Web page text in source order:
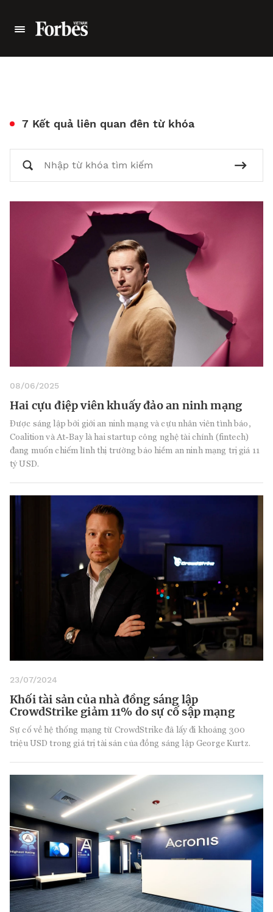
7 Kết quả liên quan đên từ khóa
08/06/2025
Hai cựu điệp viên khuấy đảo an ninh mạng
Được sáng lập bởi giới an ninh mạng và cựu nhân viên tình báo,
Coalition và At-Bay là hai startup công nghệ tài chính (fintech)
đang muốn chiếm lĩnh thị trường bảo hiểm an ninh mạng trị giá 11
tỷ USD.
23/07/2024
Khối tài sản của nhà đồng sáng lập
CrowdStrike giảm 11% do sự cố sập mạng
Sự cố về hệ thống mạng từ CrowdStrike đã lấy đi khoảng 300
triệu USD trong giá trị tài sản của đồng sáng lập George Kurtz.